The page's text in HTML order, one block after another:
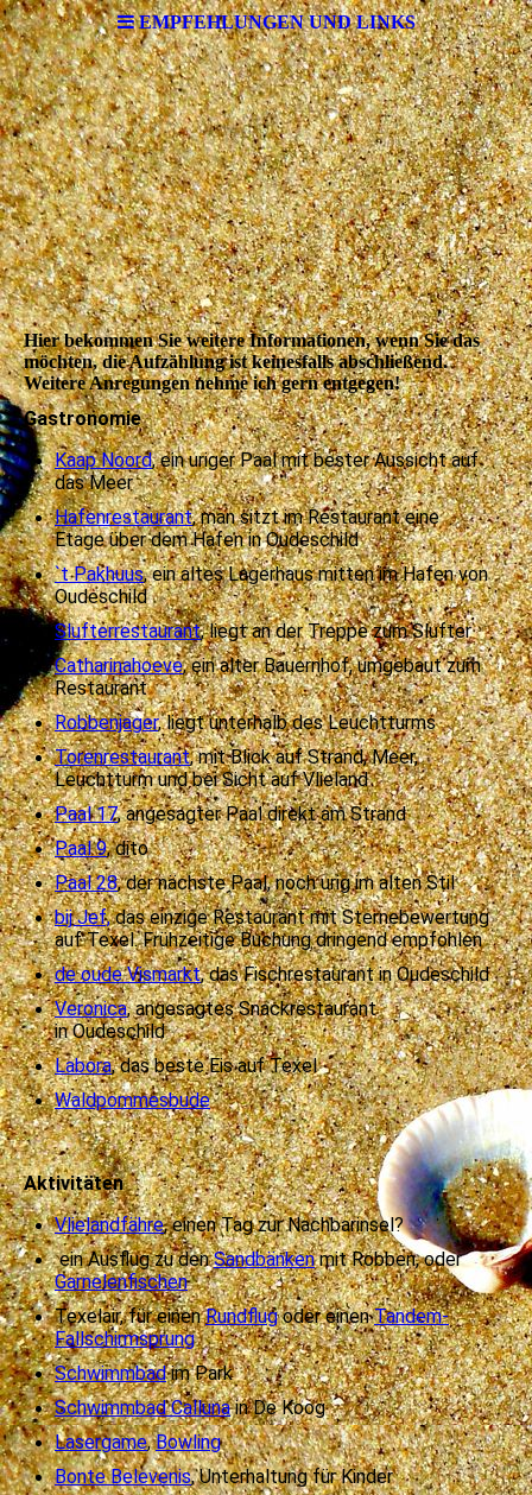
EMPFEHLUNGEN UND LINKS
Hier bekommen Sie weitere Informationen, wenn Sie das
möchten, die Aufzählung ist keinesfalls abschließend.
Weitere Anregungen nehme ich gern entgegen!
Gastronomie
Kaap Noord, ein uriger Paal mit bester Aussicht auf
das Meer
Hafenrestaurant, man sitzt im Restaurant eine
Etage über dem Hafen in Oudeschild
`t Pakhuus, ein altes Lagerhaus mitten im Hafen von
Oudeschild
Slufterrestaurant, liegt an der Treppe zum Slufter
Catharinahoeve, ein alter Bauernhof, umgebaut zum
Restaurant
Robbenjager, liegt unterhalb des Leuchtturms
Torenrestaurant, mit Blick auf Strand, Meer,
Leuchtturm und bei Sicht auf Vlieland
Paal 17, angesagter Paal direkt am Strand
Paal 9, dito
Paal 28, der nächste Paal, noch urig im alten Stil
bij Jef,das einzige Restaurant mit Sternebewertung
auf Texel. Frühzeitige Buchung dringend empfohlen
de oude Vismarkt, das Fischrestaurant in Oudeschild
Veronica, angesagtes Snackrestaurant
in Oudeschild
Labora, das beste Eis auf Texel
Waldpommesbude
Aktivitäten
Vlielandfähre, einen Tag zur Nachbarinsel?
ein Ausflug zu denSandbänkenmit Robben, oder
Garnelenfischen
Texelair, für einenRundflugoder einenTandem-
Fallschirmsprung
Schwimmbadim Park
Schwimmbad Callunain De Koog
Lasergame,Bowling
Bonte Belevenis, Unterhaltung für Kinder